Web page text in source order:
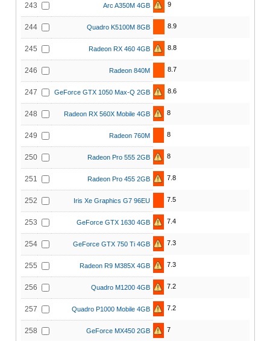
243 Arc A350M 4GB 9
244 Quadro K5100M 8GB 8.9
245 Radeon RX 460 4GB 8.8
246 Radeon 840M 8.7
247 GeForce GTX 1050 Max-Q 2GB 8.6
248 Radeon RX 560X Mobile 4GB 8
249 Radeon 760M 8
250 Radeon Pro 555 2GB 8
251 Radeon Pro 455 2GB 7.8
252 Iris Xe Graphics G7 96EU 7.5
253 GeForce GTX 1630 4GB 7.4
254 GeForce GTX 750 Ti 4GB 7.3
255 Radeon R9 M385X 4GB 7.3
256 Quadro M1200 4GB 7.2
257 Quadro P1000 Mobile 4GB 7.2
258 GeForce MX450 2GB 7